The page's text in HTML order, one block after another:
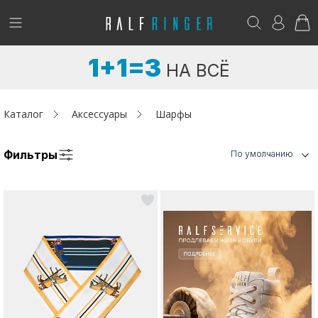
!
Женщинам
Аутлет
Акции / Новости
Адреса магазинов
Возникли вопросы? - club@ralf.ru
1+1=3 НА ВСЁ
Каталог Аксессуары Шарфы
Фильтры По умолчанию